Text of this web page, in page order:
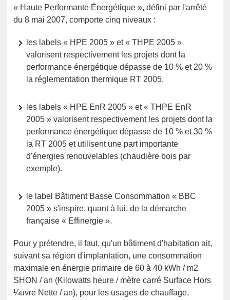
« Haute Performante Énergétique », défini par l'arrêté
du 8 mai 2007, comporte cinq niveaux :
les labels « HPE 2005 » et « THPE 2005 »
valorisent respectivement les projets dont la
performance énergétique dépasse de 10 % et 20 %
la réglementation thermique RT 2005.
les labels « HPE EnR 2005 » et « THPE EnR
2005 » valorisent respectivement les projets dont la
performance énergétique dépasse de 10 % et 30 %
la RT 2005 et utilisent une part importante
d'énergies renouvelables (chaudière bois par
exemple).
le label Bâtiment Basse Consommation « BBC
2005 » s'inspire, quant à lui, de la démarche
française « Effinergie ».
Pour y prétendre, il faut, qu'un bâtiment d'habitation ait,
suivant sa région d'implantation, une consommation
maximale en énergie primaire de 60 à 40 kWh / m2
SHON / an (Kilowatts heure / mètre carré Surface Hors
¼uvre Nette / an), pour les usages de chauffage,